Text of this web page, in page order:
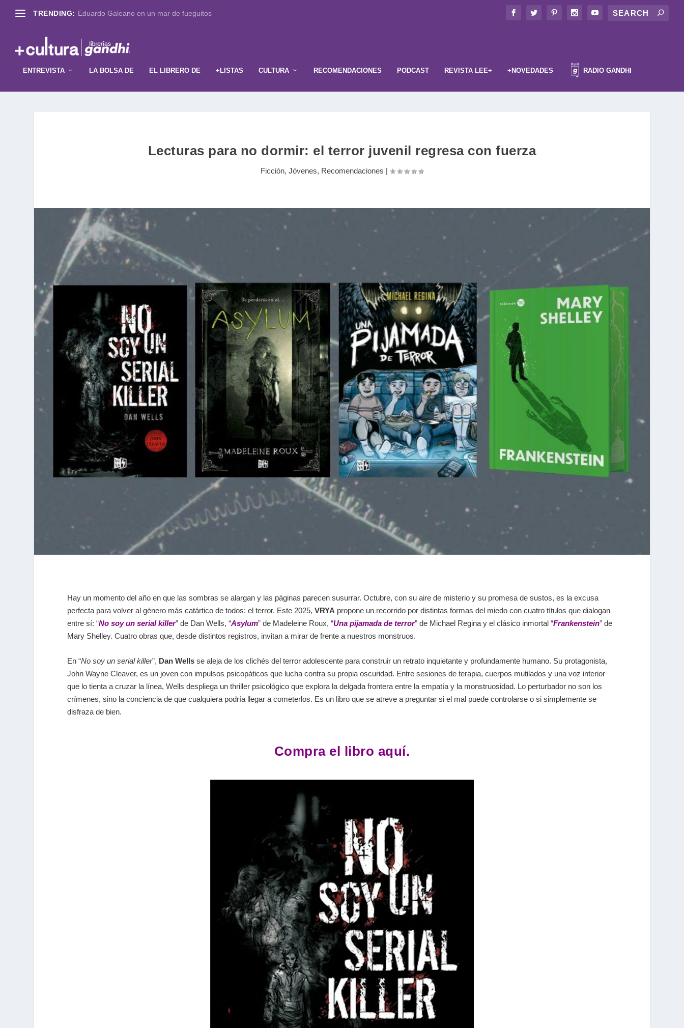
TRENDING: Eduardo Galeano en un mar de fueguitos
ENTREVISTA LA BOLSA DE EL LIBRERO DE +LISTAS CULTURA RECOMENDACIONES PODCAST REVISTA LEE+ +NOVEDADES RADIO GANDHI
Lecturas para no dormir: el terror juvenil regresa con fuerza
Ficción, Jóvenes, Recomendaciones
Hay un momento del año en que las sombras se alargan y las páginas parecen susurrar. Octubre, con su aire de misterio y su promesa de sustos, es la excusa
perfecta para volver al género más catártico de todos: el terror. Este 2025, VRYA propone un recorrido por distintas formas del miedo con cuatro títulos que dialogan
entre sí: “No soy un serial killer” de Dan Wells, “Asylum” de Madeleine Roux, “Una pijamada de terror” de Michael Regina y el clásico inmortal “Frankenstein” de
Mary Shelley. Cuatro obras que, desde distintos registros, invitan a mirar de frente a nuestros monstruos.
En “No soy un serial killer”, Dan Wells se aleja de los clichés del terror adolescente para construir un retrato inquietante y profundamente humano. Su protagonista,
John Wayne Cleaver, es un joven con impulsos psicopáticos que lucha contra su propia oscuridad. Entre sesiones de terapia, cuerpos mutilados y una voz interior
que lo tienta a cruzar la línea, Wells despliega un thriller psicológico que explora la delgada frontera entre la empatía y la monstruosidad. Lo perturbador no son los
crímenes, sino la conciencia de que cualquiera podría llegar a cometerlos. Es un libro que se atreve a preguntar si el mal puede controlarse o si simplemente se
disfraza de bien.
Compra el libro aquí.